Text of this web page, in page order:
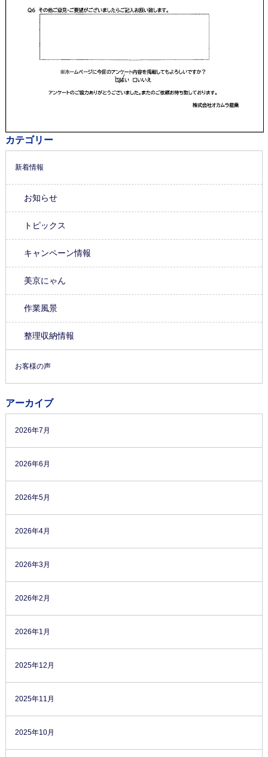
カテゴリー
新着情報
お知らせ
トピックス
キャンペーン情報
美京にゃん
作業風景
整理収納情報
お客様の声
アーカイブ
2026年7月
2026年6月
2026年5月
2026年4月
2026年3月
2026年2月
2026年1月
2025年12月
2025年11月
2025年10月